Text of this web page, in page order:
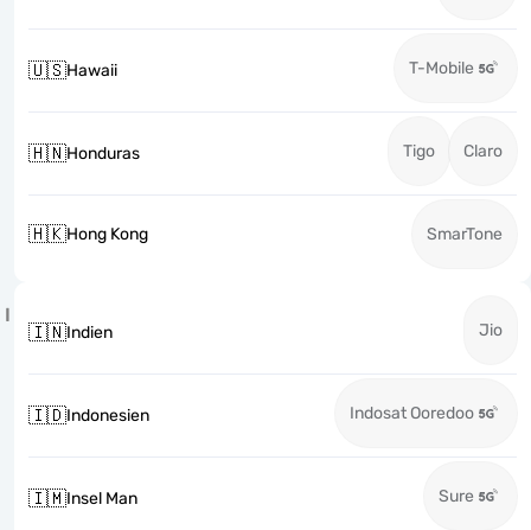
🇺🇸Hawaii T-Mobile
🇭🇳Honduras Tigo Claro
🇭🇰Hong Kong SmarTone
I
🇮🇳Indien Jio
🇮🇩Indonesien Indosat Ooredoo
🇮🇲Insel Man Sure